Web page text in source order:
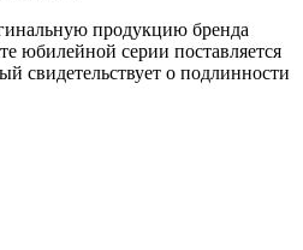
продукцию бренда
юбилейной серии поставляется
свидетельствует о подлинности